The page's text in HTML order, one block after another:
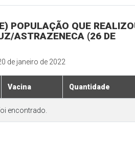
POPULAÇÃO QUE
ASTRAZENECA (26 DE
de janeiro de 2022
Vacina Quantidade
encontrado.